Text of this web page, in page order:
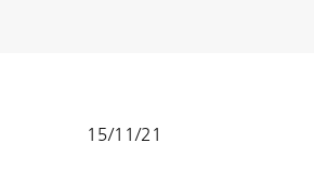
15/11/21